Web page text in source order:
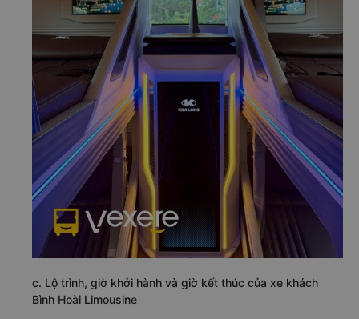
c. Lộ trình, giờ khởi hành và giờ kết thúc của xe khách
Bình Hoài Limousine